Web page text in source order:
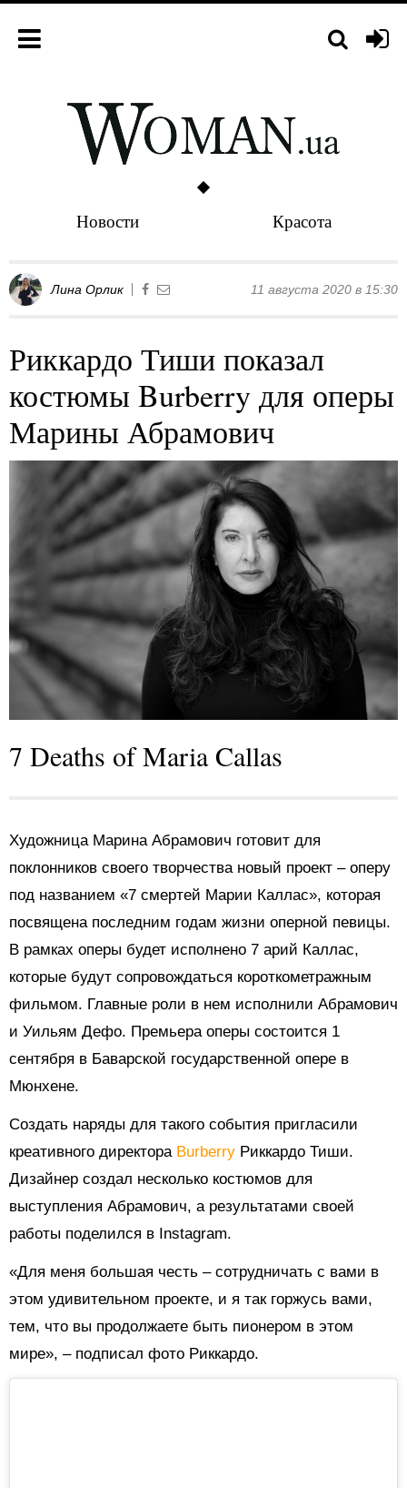
Новости Красота
Лина Орлик 11 августа 2020 в 15:30
Риккардо Тиши показал
костюмы Burberry для оперы
Марины Абрамович
7 Deaths of Maria Callas
Художница Марина Абрамович готовит для
поклонников своего творчества новый проект – оперу
под названием «7 смертей Марии Каллас», которая
посвящена последним годам жизни оперной певицы.
В рамках оперы будет исполнено 7 арий Каллас,
которые будут сопровождаться короткометражным
фильмом. Главные роли в нем исполнили Абрамович
и Уильям Дефо. Премьера оперы состоится 1
сентября в Баварской государственной опере в
Мюнхене.
Создать наряды для такого события пригласили
креативного директора Burberry Риккардо Тиши.
Дизайнер создал несколько костюмов для
выступления Абрамович, а результатами своей
работы поделился в Instagram.
«Для меня большая честь – сотрудничать с вами в
этом удивительном проекте, и я так горжусь вами,
тем, что вы продолжаете быть пионером в этом
мире», – подписал фото Риккардо.